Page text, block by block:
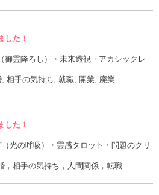
した！
御霊降ろし）・未来透視・アカシックレ
, 相手の気持ち, 就職, 開業, 廃業
した！
光の呼吸）・霊感タロット・問題のクリ
，相手の気持ち，人間関係，転職